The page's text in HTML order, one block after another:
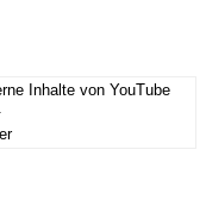
Inhalte von YouTube